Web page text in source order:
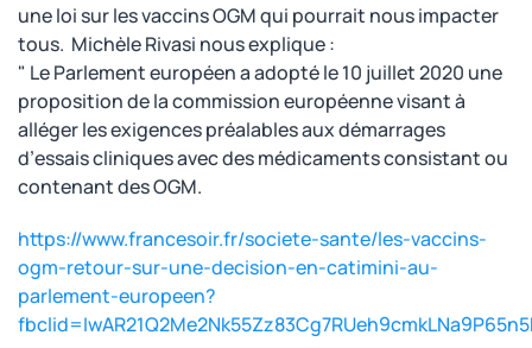
une loi sur les vaccins OGM qui pourrait nous impacter
tous. Michèle Rivasi nous explique :
" Le Parlement européen a adopté le 10 juillet 2020 une
proposition de la commission européenne visant à
alléger les exigences préalables aux démarrages
d’essais cliniques avec des médicaments consistant ou
contenant des OGM.
https://www.francesoir.fr/societe-sante/les-vaccins-
ogm-retour-sur-une-decision-en-catimini-au-
parlement-europeen?